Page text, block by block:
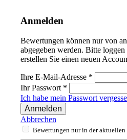
Anmelden
Bewertungen können nur von
abgegeben werden. Bitte
erstellen Sie einen neuen
Ihre E-Mail-Adresse *
Ihr Passwort *
Ich habe mein Passwort
Anmelden
Abbrechen
Bewertungen nur in der aktuellen